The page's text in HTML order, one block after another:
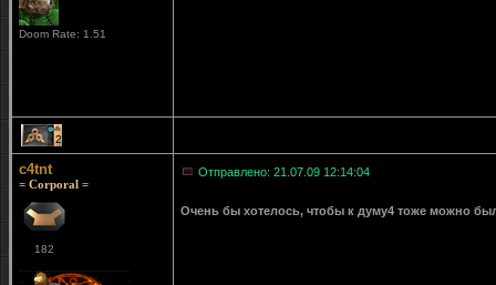
Doom Rate: 1.51
2
c4tnt
= Corporal =
182
Отправлено: 21.07.09 12:14:04
Очень бы хотелось, чтобы к думу4 тоже можно